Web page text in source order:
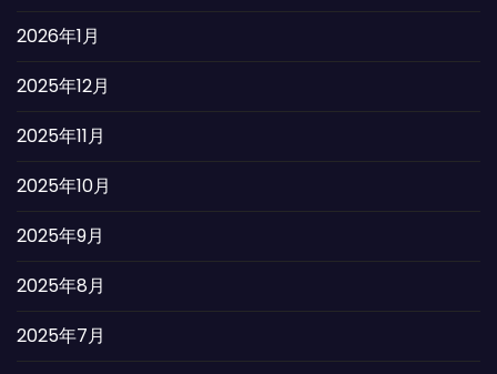
2026年1月
2025年12月
2025年11月
2025年10月
2025年9月
2025年8月
2025年7月